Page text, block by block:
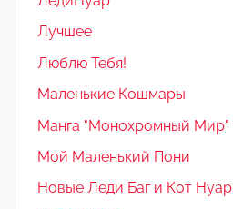
Лучшее
Люблю Тебя!
Маленькие Кошмары
Манга "Монохромный Мир"
Мой Маленький Пони
Новые Леди Баг и Кот Нуар